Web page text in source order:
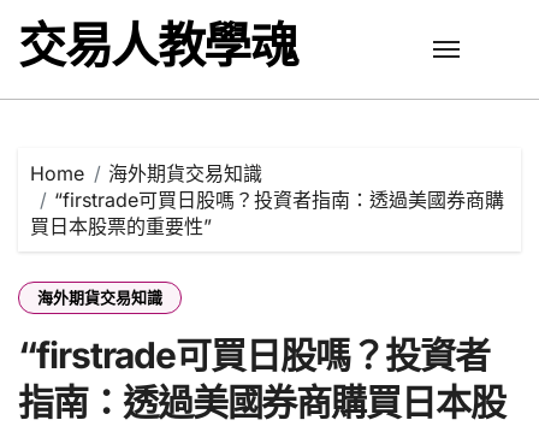
content
交易人教學魂
Home
海外期貨交易知識
“firstrade可買日股嗎？投資者指南：透過美國券商購
買日本股票的重要性”
海外期貨交易知識
“firstrade可買日股嗎？投資者
指南：透過美國券商購買日本股